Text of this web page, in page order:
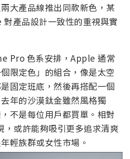
大產品線推出同款新色，某
產品設計一致性的重視與實
Pro 色系安排，Apple 通常
限定色」的組合，像是太空
固定班底，然後再搭配一個
年的沙漠鈦金雖然風格獨
不是每位用戶都買單。相對
或許能夠吸引更多追求清爽
輕族群或女性市場。